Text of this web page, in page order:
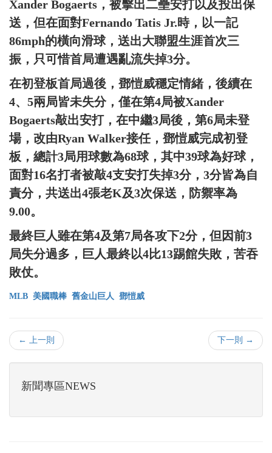
Xander Bogaerts，被擊出二壘安打以及投出保
送，但在面對Fernando Tatis Jr.時，以一記
86mph的橫向滑球，送出大聯盟生涯首次三
振，只可惜首局遭遇亂流失掉3分。
在初登板首局過後，鄧愷威穩定情緒，後續在
4、5兩局皆未失分，僅在第4局被Xander
Bogaerts敲出安打，在中繼3局後，第6局未登
場，改由Ryan Walker接任，鄧愷威完成初登
板，總計3局用球數為68球，其中39球為好球，
面對16名打者被敲4支安打失掉3分，3分皆為自
責分，共送出4張老K及3次保送，防禦率為
9.00。
最終巨人雖在第4及第7局各攻下2分，但因前3
局失分過多，巨人最終以4比13踢館失敗，苦吞
敗仗。
MLB 美國職棒 舊金山巨人 鄧愷威
← 上一則 下一則 →
新聞專區NEWS